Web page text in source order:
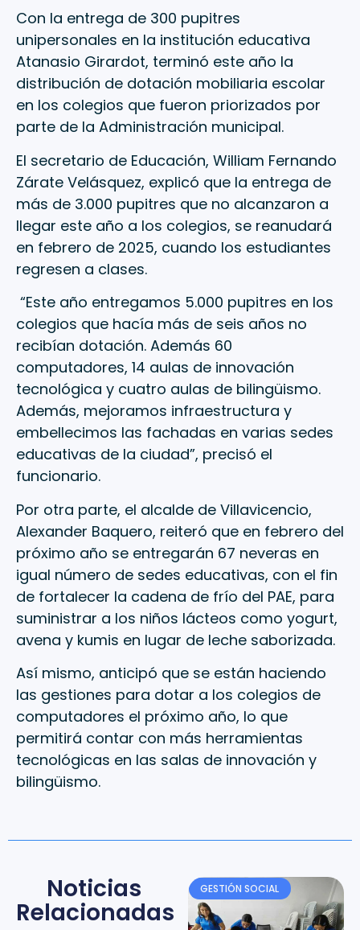
Con la entrega de 300 pupitres
unipersonales en la institución educativa
Atanasio Girardot, terminó este año la
distribución de dotación mobiliaria escolar
en los colegios que fueron priorizados por
parte de la Administración municipal.
El secretario de Educación, William Fernando
Zárate Velásquez, explicó que la entrega de
más de 3.000 pupitres que no alcanzaron a
llegar este año a los colegios, se reanudará
en febrero de 2025, cuando los estudiantes
regresen a clases.
“Este año entregamos 5.000 pupitres en los
colegios que hacía más de seis años no
recibían dotación. Además 60
computadores, 14 aulas de innovación
tecnológica y cuatro aulas de bilingüismo.
Además, mejoramos infraestructura y
embellecimos las fachadas en varias sedes
educativas de la ciudad”, precisó el
funcionario.
Por otra parte, el alcalde de Villavicencio,
Alexander Baquero, reiteró que en febrero del
próximo año se entregarán 67 neveras en
igual número de sedes educativas, con el fin
de fortalecer la cadena de frío del PAE, para
suministrar a los niños lácteos como yogurt,
avena y kumis en lugar de leche saborizada.
Así mismo, anticipó que se están haciendo
las gestiones para dotar a los colegios de
computadores el próximo año, lo que
permitirá contar con más herramientas
tecnológicas en las salas de innovación y
bilingüismo.
Noticias
Relacionadas
GESTIÓN SOCIAL